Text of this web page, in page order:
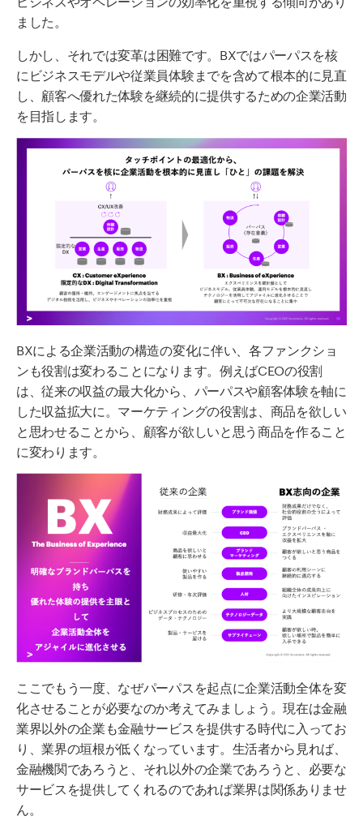
ま した。
しかし、 それでは変革は困難です。BXではパーパスを核
に ビジネスモデルや従業員体験までを含めて根本的に見直
し
顧客へ優れた体験を継続的に提供するための企業活動
を目指し ます。
BXによる企業活動の構造の変化に伴い、各ファンクショ
ンも役割は変わることになります。例えばCEOの役割
は、従来の収益の最大化から、パーパスや顧客体験を軸に
した収益拡大に。マーケティングの役割は、商品を欲しい
と思わせることから、顧客が欲しいと思う商品を作ること
に変わります。
ここでもう一度、なぜパーパスを起点に企業活動全体を変
化させることが必要なのか考えてみましょう。現在は金融
業界以外の企業も金融サービスを提供する時代に入ってお
り、業界の垣根が低くなっています。生活者から見れば、
金融機関であろうと、それ以外の企業であろうと、必要な
サービスを提供してくれるのであれば業界は関係ありませ
ん。